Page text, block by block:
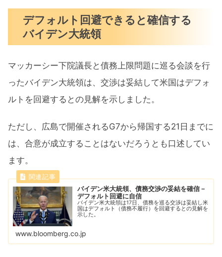
デフォルト回避できると確信する
バイデン大統領
マッカーシー下院議長と債務上限問題に巡る会談を行
ったバイデン大統領は、交渉は妥結して米国はデフォ
ルトを回避するとの見解を示しました。
ただし、広島で開催されるG7から帰国する21日までに
は、合意が成立することはないだろうとも口述してい
ます。
バイデン米大統領、債務交渉の妥結を確信－
デフォルト回避に自信
バイデン米大統領は17日、債務を巡る交渉は妥結し米
国はデフォルト（債務不履行）を回避するとの見解を
示した。
www.bloomberg.co.jp